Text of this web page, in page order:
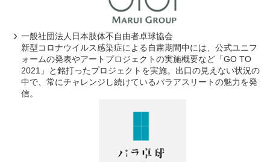
一般社団法人日本肢体不自由者卓球協会
新型コロナウイルス感染症による自粛期間中には、公式ユニフ
ォームの発表やアートプロジェクトの実施概要など「GO TO
2021」と銘打ったプロジェクトを実施。出口の見えない状況の
中で、常にチャレンジし続けているパラアスリートの魅力を発
信。